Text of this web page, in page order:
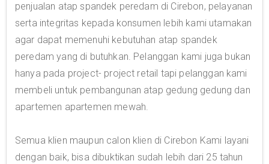
penjualan atap spandek peredam di Cirebon, pelayanan
serta integritas kepada konsumen lebih kami utamakan
agar dapat memenuhi kebutuhan atap spandek
peredam yang di butuhkan. Pelanggan kami juga bukan
hanya pada project- project retail tapi pelanggan kami
membeli untuk pembangunan atap gedung gedung dan
apartemen apartemen mewah.
Semua klien maupun calon klien di Cirebon Kami layani
dengan baik, bisa dibuktikan sudah lebih dari 25 tahun